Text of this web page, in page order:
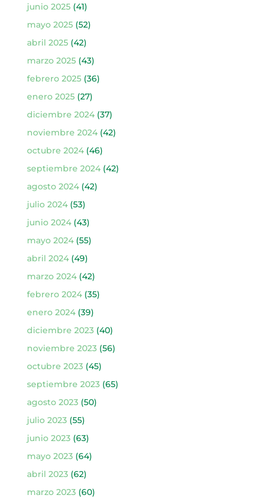
junio 2025(41)
mayo 2025(52)
abril 2025(42)
marzo 2025(43)
febrero 2025(36)
enero 2025(27)
diciembre 2024(37)
noviembre 2024(42)
octubre 2024(46)
septiembre 2024(42)
agosto 2024(42)
julio 2024(53)
junio 2024(43)
mayo 2024(55)
abril 2024(49)
marzo 2024(42)
febrero 2024(35)
enero 2024(39)
diciembre 2023(40)
noviembre 2023(56)
octubre 2023(45)
septiembre 2023(65)
agosto 2023(50)
julio 2023(55)
junio 2023(63)
mayo 2023(64)
abril 2023(62)
marzo 2023(60)